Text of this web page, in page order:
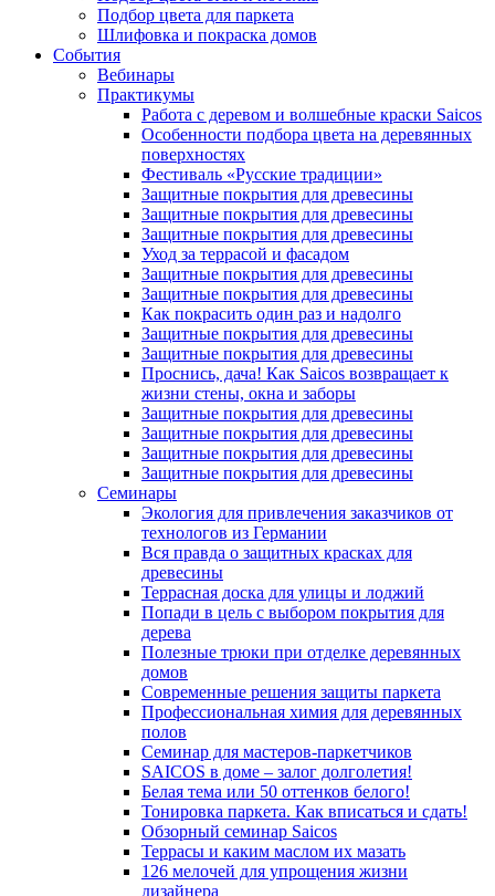
Подбор цвета для паркета
Шлифовка и покраска домов
События
Вебинары
Практикумы
Работа с деревом и волшебные краски Saicos
Особенности подбора цвета на деревянных
поверхностях
Фестиваль «Русские традиции»
Защитные покрытия для древесины
Защитные покрытия для древесины
Защитные покрытия для древесины
Уход за террасой и фасадом
Защитные покрытия для древесины
Защитные покрытия для древесины
Как покрасить один раз и надолго
Защитные покрытия для древесины
Защитные покрытия для древесины
Проснись, дача! Как Saicos возвращает к
жизни стены, окна и заборы
Защитные покрытия для древесины
Защитные покрытия для древесины
Защитные покрытия для древесины
Защитные покрытия для древесины
Семинары
Экология для привлечения заказчиков от
технологов из Германии
Вся правда о защитных красках для
древесины
Террасная доска для улицы и лоджий
Попади в цель с выбором покрытия для
дерева
Полезные трюки при отделке деревянных
домов
Современные решения защиты паркета
Профессиональная химия для деревянных
полов
Семинар для мастеров-паркетчиков
SAICOS в доме – залог долголетия!
Белая тема или 50 оттенков белого!
Тонировка паркета. Как вписаться и сдать!
Обзорный семинар Saicos
Террасы и каким маслом их мазать
126 мелочей для упрощения жизни
дизайнера